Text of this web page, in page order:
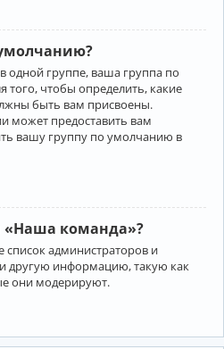
одной группе, ваша группа по
того, чтобы определить, какие
быть вам присвоены.
может предоставить вам
вашу группу по умолчанию в
«Наша команда»?
список администраторов и
другую информацию, такую как
они модерируют.